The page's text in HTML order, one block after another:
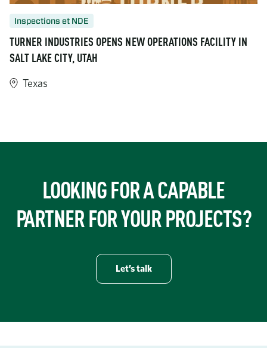
Inspections et NDE
TURNER INDUSTRIES OPENS NEW OPERATIONS FACILITY IN
SALT LAKE CITY, UTAH
Texas
LOOKING FOR A CAPABLE
PARTNER FOR YOUR PROJECTS?
Let’s talk